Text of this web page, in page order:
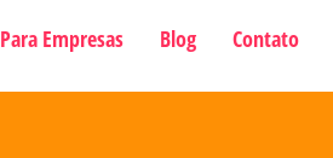
Para Empresas Blog Contato